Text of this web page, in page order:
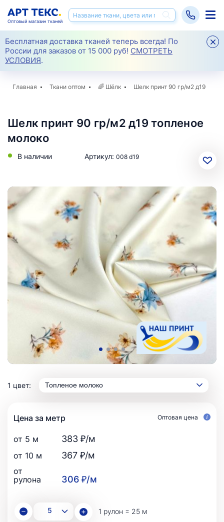
Бесплатная доставка тканей теперь всегда! По
России для заказов от 15 000 руб! СМОТРЕТЬ
УСЛОВИЯ.
Оптовый магазин тканей
Главная Ткани оптом 🌈 Шёлк Шелк принт 90 гр/м2 д19
Шелк принт 90 гр/м2 д19 топленое
молоко
В наличии Артикул: 008 d19
1 цвет: Топленое молоко
Цена за метр Оптовая цена
от 5 м 383 ₽/м
от 10 м 367 ₽/м
от
рулона
306 ₽/м
1 рулон = 25 м